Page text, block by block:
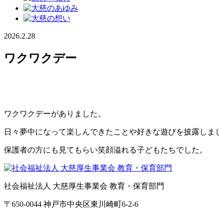
2026.2.28
ワクワクデー
ワクワクデーがありました。
日々夢中になって楽しんできたことや好きな遊びを披露しま
保護者の方にも見てもらい笑顔溢れる子どもたちでした。
社会福祉法人 大慈厚生事業会 教育・保育部門
〒650-0044 神戸市中央区東川崎町6-2-6